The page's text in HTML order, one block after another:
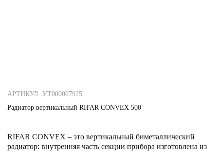
АРТИКУЛ: УТ000007925
Радиатор вертикальный RIFAR CONVEX 500
RIFAR CONVEX – это вертикальный биметаллический
радиатор: внутренняя часть секции прибора изготовлена из